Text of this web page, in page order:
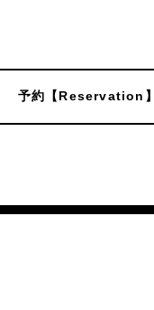
予約【Reservation】